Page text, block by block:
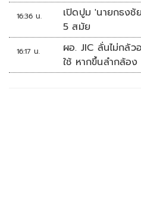
16:36 น.
เปิดปูม 'นายกธง
5 สมัย
16:17 น.
ผอ. JIC ลั่นไม่กลัว
ใช้ หากขึ้นลำกล้อ
จัดการก่อน